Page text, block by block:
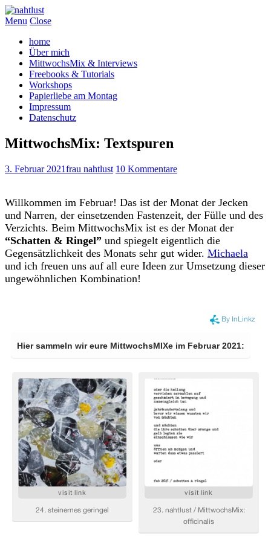
Menu Close
home
Über mich
MittwochsMix & Interviews
Freebooks & Tutorials
Workshops
Papierliebe am Montag
Impressum
Datenschutz
MittwochsMix: Textspuren
3. Februar 2021frau nahtlust 10 Kommentare
Willkommen im Februar! Das ist der Monat der Jecken
und Narren, der einsetzenden Fastenzeit, der Fülle und des
Verzichts. Beim MittwochsMix ist es der Monat der
“Schatten & Ringel” und spiegelt eigentlich die
Gegensätzlichkeit des Monats sehr gut wider. Michaela
und ich freuen uns auf all eure Ideen zur Umsetzung dieser
ungewöhnlichen Kombination!